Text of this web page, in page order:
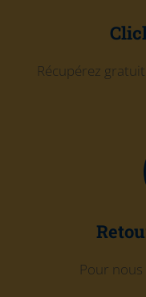
Récupérez
Pour